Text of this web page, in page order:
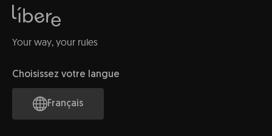
Your way, your rules
Choisissez votre langue
Français